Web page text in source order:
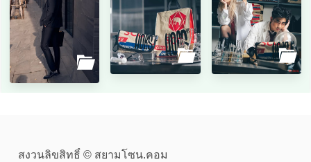
สงวนลิขสิทธิ์ © สยามโซน.คอม